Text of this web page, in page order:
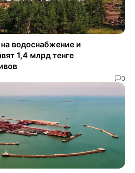
водоснабжение и
1,4 млрд тенге
0